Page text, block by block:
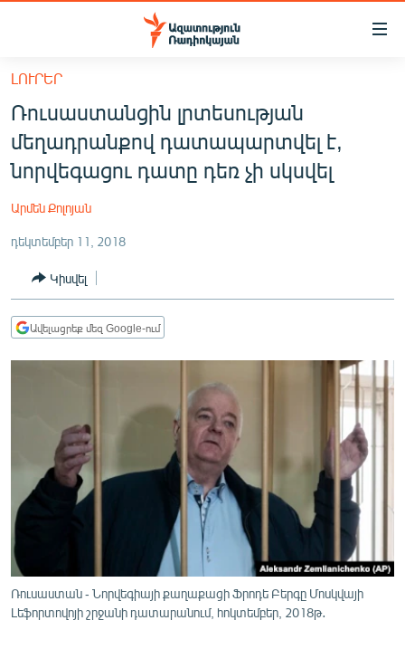
Մատչելիության
հիմնական
բովանդակությանը
Անցնել
հիմնական
մենյուին
ՔԱՂԱՔԱԿԱՆ
ՏՆՏԵՍՈՒԹՅՈՒՆ
ՂԱՐԱԲԱՂ
ՄԻՋԱԶԳԱՅԻՆ
ՄՇԱԿՈՒՅԹ
ՍՊՈՐՏ
ՄԵԿՆԱԲԱՆՈՒԹՅՈՒՆ
ՏՏ ԵՒ ԻՆՏԵՐՆԵՏ
ԱՐԽԻՎ
ԼՈՒՐԵՐ
Ռուսաստանցին լրտեսության
մեղադրանքով դատապարտվել է,
նորվեգացու դատը դեռ չի սկսվել
Արմեն Քոլոյան
դեկտեմբեր 11, 2018
Կիսվել
Ավելացրեք մեզ Google-ում
Ռուսաստան - Նորվեգիայի քաղաքացի Ֆրոդե Բերգը Մոսկվայի
Լեֆորտովոյի շրջանի դատարանում, հոկտեմբեր, 2018թ․